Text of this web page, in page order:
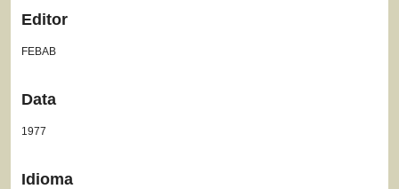
Editor
FEBAB
Data
1977
Idioma